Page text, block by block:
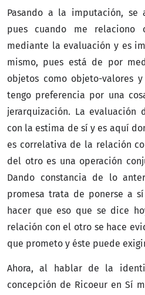
Pasando a la imputación, se
pues cuando me
mediante la evaluación y es
mismo, pues está de por
objetos como objeto-valores
tengo preferencia por una
jerarquización. La evaluación
con la estima de sí y es aquí
es correlativa de la relación
del otro es una operación
Dando constancia de lo
promesa trata de ponerse a
hacer que eso que se dice
relación con el otro se hace
que prometo y éste puede
Ahora, al hablar de la
concepción de Ricoeur en Sí